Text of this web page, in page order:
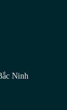
Ninh